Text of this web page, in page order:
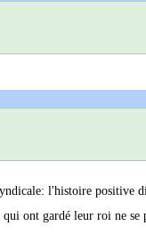
l'histoire positive
ont gardé leur roi ne